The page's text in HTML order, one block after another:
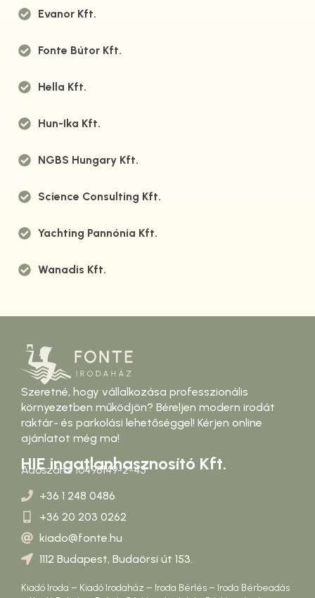
Evanor Kft.
Fonte Bútor Kft.
Hella Kft.
Hun-Ika Kft.
NGBS Hungary Kft.
Science Consulting Kft.
Yachting Pannónia Kft.
Wanadis Kft.
Szeretné, hogy vállalkozása professzionális
környezetben működjön? Béreljen modern irodát
raktár- és parkolási lehetőséggel! Kérjen online
ajánlatot még ma!
HIE ingatlanhasznosító Kft.
Adószám: 10498149-2-43
+36 1 248 0486
+36 20 203 0262
kiado@fonte.hu
1112 Budapest, Budaörsi út 153.
Kiadó Iroda – Kiadó Irodaház – Iroda Bérlés – Iroda Bérbeadás